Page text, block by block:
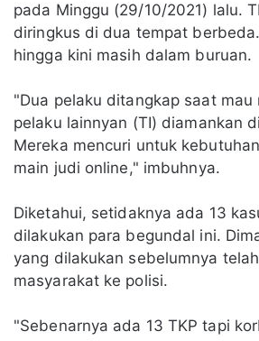
pada Minggu (29/10/2021) lalu.
diringkus di dua tempat
hingga kini masih dalam buruan.
"Dua pelaku ditangkap saat mau
pelaku lainnyan (TI) diamankan
Mereka mencuri untuk
main judi online," imbuhnya.
Diketahui, setidaknya ada 13
dilakukan para begundal ini.
yang dilakukan sebelumnya
masyarakat ke polisi.
"Sebenarnya ada 13 TKP tapi